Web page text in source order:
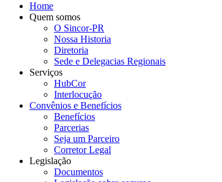
Home
Quem somos
O Sincor-PR
Nossa Historia
Diretoria
Sede e Delegacias Regionais
Serviços
HubCor
Interlocução
Convênios e Benefícios
Benefícios
Parcerias
Seja um Parceiro
Corretor Legal
Legislação
Documentos